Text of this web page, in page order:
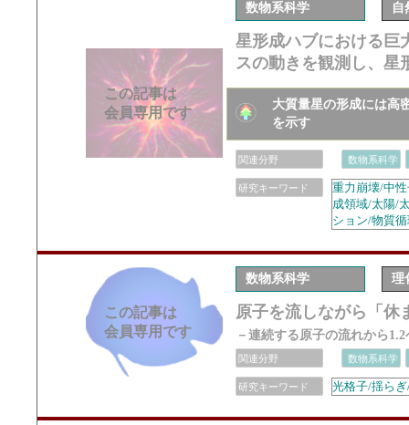
この記事は
会員専用です
数物系科学 自
星形成ハブにおける巨
スの動きを観測し、星
大質量星の形成には高
を示す
関連分野 数物系科学
研究キーワード
重力崩壊/中
成領域/太陽/
ション/物質
この記事は
会員専用です
数物系科学 理
原子を流しながら「休
－連続する原子の流れから
関連分野 数物系科学
研究キーワード 光格子/揺ら